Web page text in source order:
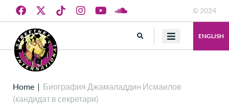
© 2024
ENGLISH
Home | Биография Джамаладдин Исмаилов
(кандидат в секретари)